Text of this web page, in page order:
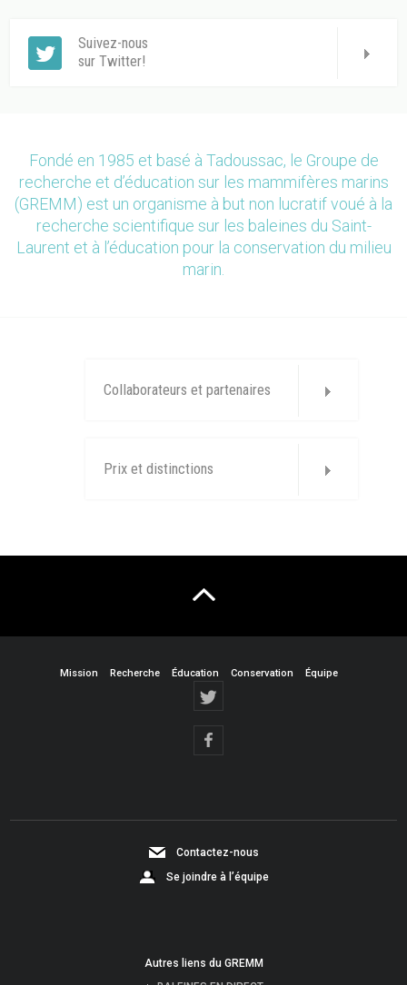
Suivez-nous
sur Twitter!
Fondé en 1985 et basé à Tadoussac, le Groupe de
recherche et d’éducation sur les mammifères marins
(GREMM) est un organisme à but non lucratif voué à la
recherche scientifique sur les baleines du Saint-
Laurent et à l’éducation pour la conservation du milieu
marin.
Collaborateurs et partenaires
Prix et distinctions
Mission Recherche Éducation Conservation Équipe
Contactez-nous
Se joindre à l’équipe
Autres liens du GREMM